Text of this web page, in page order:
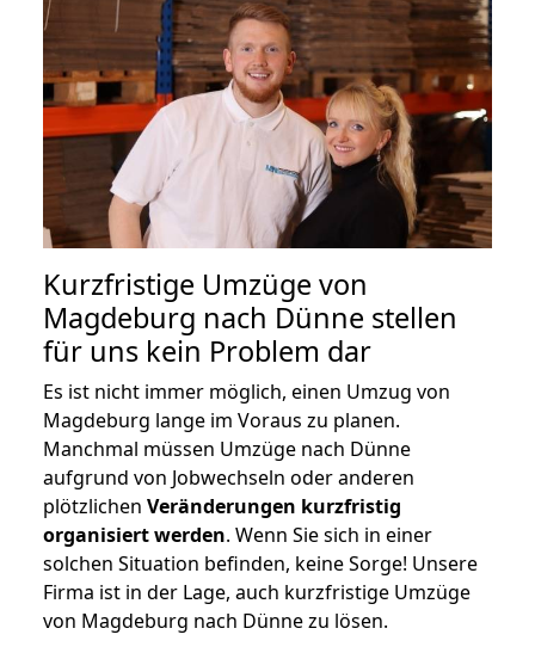
Kurzfristige Umzüge von
Magdeburg nach Dünne stellen
für uns kein Problem dar
Es ist nicht immer möglich, einen Umzug von
Magdeburg lange im Voraus zu planen.
Manchmal müssen Umzüge nach Dünne
aufgrund von Jobwechseln oder anderen
plötzlichen Veränderungen kurzfristig
organisiert werden. Wenn Sie sich in einer
solchen Situation befinden, keine Sorge! Unsere
Firma ist in der Lage, auch kurzfristige Umzüge
von Magdeburg nach Dünne zu lösen.